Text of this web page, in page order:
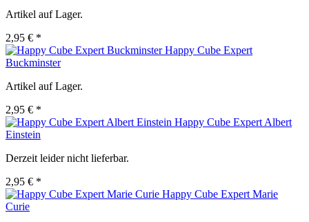
Artikel auf Lager.
2,95 € *
Happy Cube Expert
Buckminster
Artikel auf Lager.
2,95 € *
Happy Cube Expert Albert
Einstein
Derzeit leider nicht lieferbar.
2,95 € *
Happy Cube Expert Marie
Curie